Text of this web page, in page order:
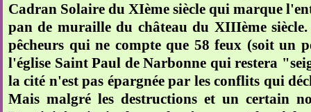
Cadran Solaire du XIème siècle qui marque
pan de muraille du château du XIIIème
pêcheurs qui ne compte que 58 feux (soit un
l'église Saint Paul de Narbonne qui restera
la cité n'est pas épargnée par les conflits qui
Mais malgré les destructions et un certain